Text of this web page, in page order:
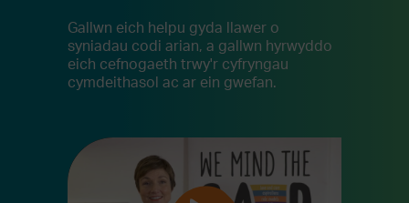
Gallwn eich helpu gyda llawer o
syniadau codi arian, a gallwn hyrwyddo
eich cefnogaeth trwy'r cyfryngau
cymdeithasol ac ar ein gwefan.